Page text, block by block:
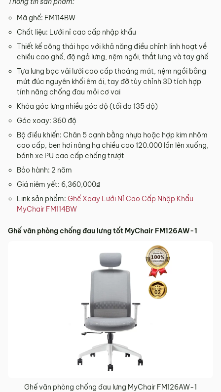
Mã ghế: FM114BW
Chất liệu: Lưới nỉ cao cấp nhập khẩu
Thiết kế công thái học với khả năng điều chỉnh linh hoạt về
chiều cao ghế, độ ngả lưng, nệm ngồi, thắt lưng và tay ghế
Tựa lưng bọc vải lưới cao cấp thoáng mát, nệm ngồi bằng
mút đúc nguyên khối êm ái, tay đỡ tùy chỉnh 3D tích hợp
tính năng chống đau mỏi cơ vai
Khóa góc lưng nhiều góc độ (tối đa 135 độ)
Góc xoay: 360 độ
Bộ điều khiến: Chân 5 cạnh bằng nhựa hoặc hợp kim nhôm
cao cấp, ben hơi nâng hạ chiều cao 120.000 lần lên xuống,
bánh xe PU cao cấp chống trượt
Bảo hành: 2 năm
Giá niêm yết: 6,360,000₫
Link sản phẩm: Ghế Xoay Lưới Nỉ Cao Cấp Nhập Khẩu
MyChair FM114BW
Ghế văn phòng chống đau lưng tốt MyChair FM126AW-1
Ghế văn phòng chống đau lưng MyChair FM126AW-1​